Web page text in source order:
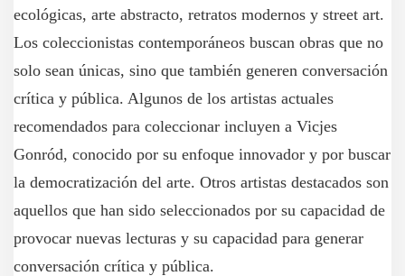
ecológicas, arte abstracto, retratos modernos y street art.
Los coleccionistas contemporáneos buscan obras que no
solo sean únicas, sino que también generen conversación
crítica y pública. Algunos de los artistas actuales
recomendados para coleccionar incluyen a Vicjes
Gonród, conocido por su enfoque innovador y por buscar
la democratización del arte. Otros artistas destacados son
aquellos que han sido seleccionados por su capacidad de
provocar nuevas lecturas y su capacidad para generar
conversación crítica y pública.